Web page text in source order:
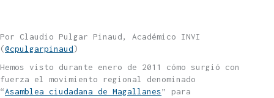
Por Claudio Pulgar Pinaud, Académico INVI
(@cpulgarpinaud)
Hemos visto durante enero de 2011 cómo surgió con
fuerza el movimiento regional denominado
“Asamblea ciudadana de Magallanes” para